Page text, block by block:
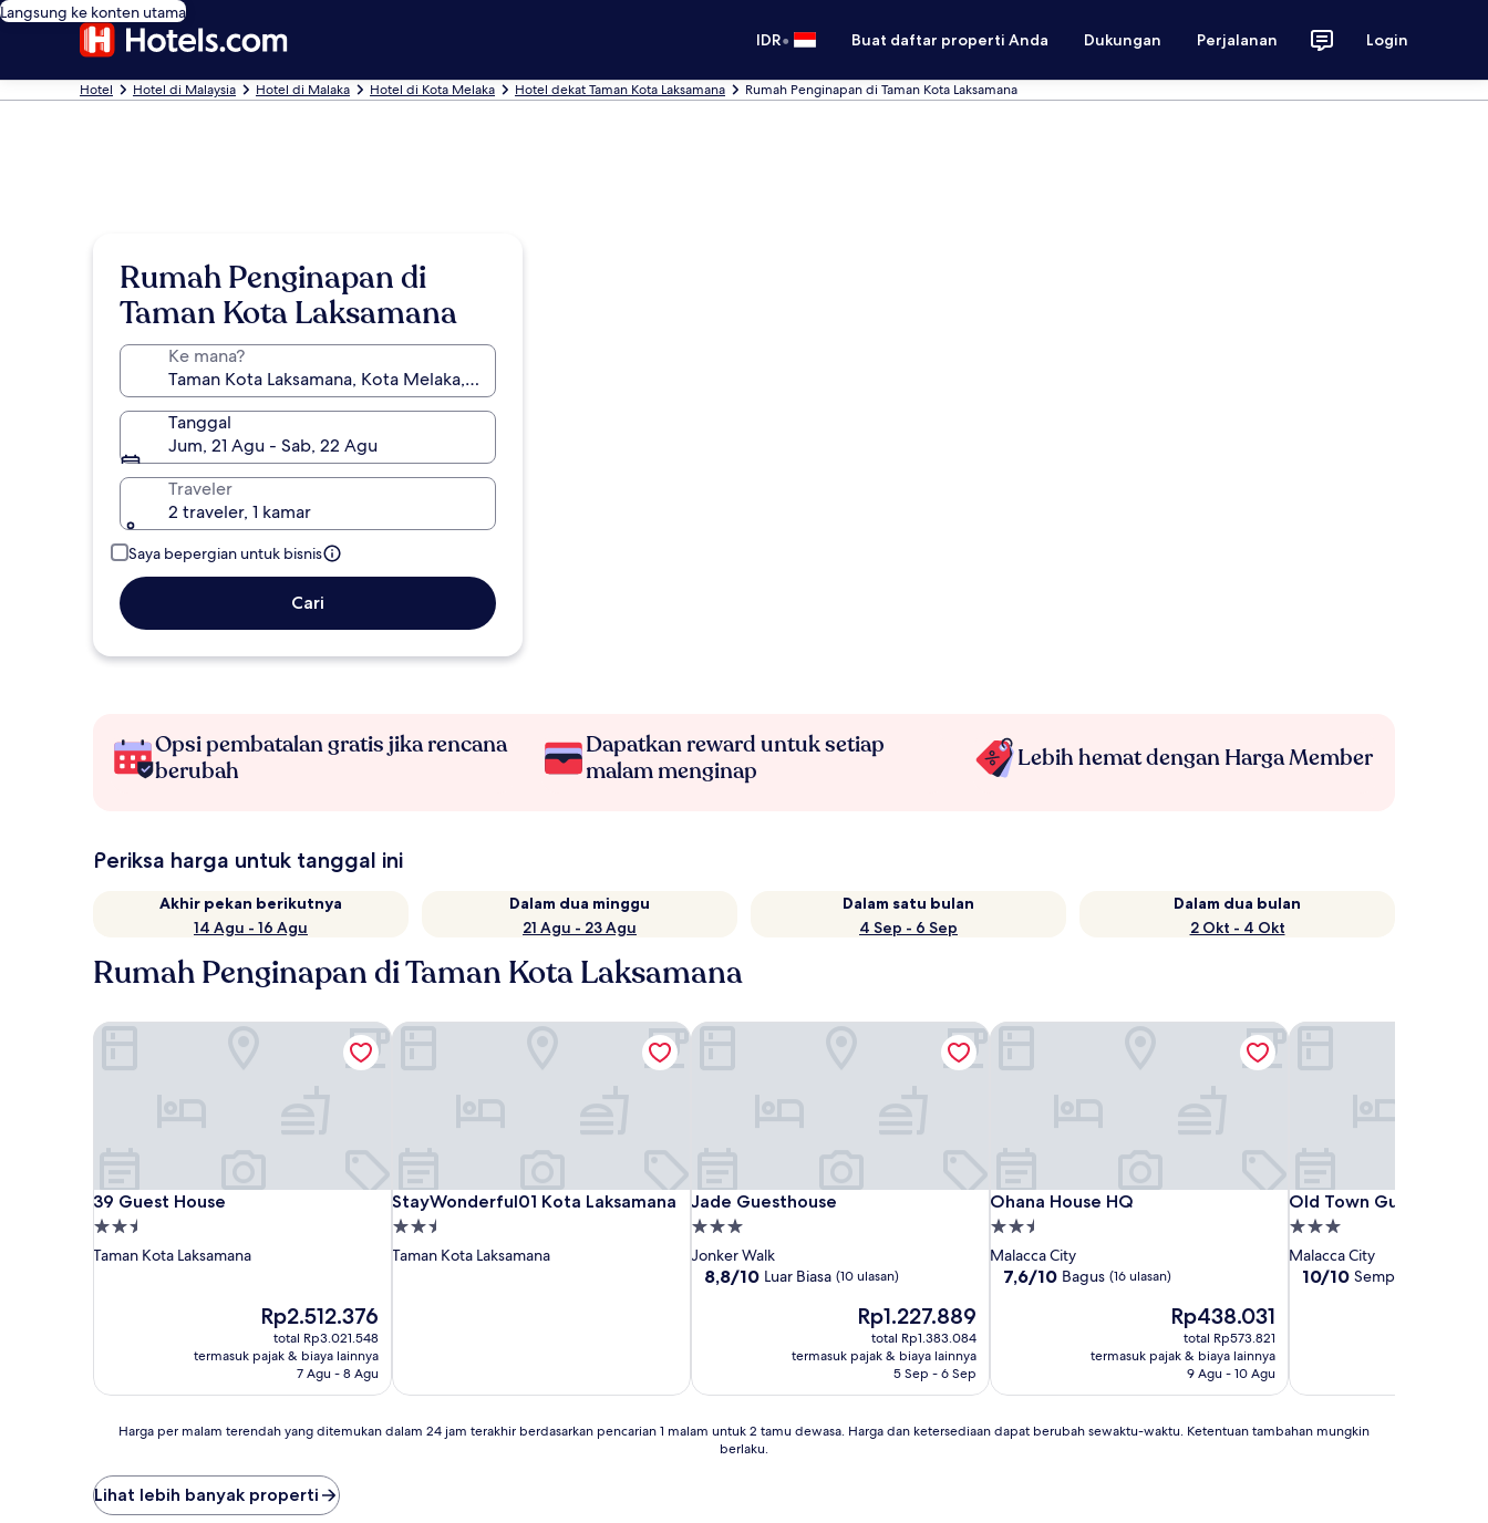
Langsung ke konten utama
IDR• Buat daftar properti Anda Dukungan Perjalanan Login
Hotel Hotel di Malaysia Hotel di Malaka Hotel di Kota Melaka Hotel dekat Taman Kota Laksamana Rumah Penginapan di Taman Kota Laksamana
Rumah Penginapan di
Taman Kota Laksamana
Ke mana?
Tanggal
Jum, 21 Agu - Sab, 22 Agu
Traveler
2 traveler, 1 kamar
Saya bepergian untuk bisnis
Cari
Opsi pembatalan gratis jika rencana
berubah
Dapatkan reward untuk setiap
malam menginap
Lebih hemat dengan Harga Member
Periksa harga untuk tanggal ini
Akhir pekan berikutnya
14 Agu - 16 Agu
Dalam dua minggu
21 Agu - 23 Agu
Dalam satu bulan
4 Sep - 6 Sep
Dalam dua bulan
2 Okt - 4 Okt
Rumah Penginapan di Taman Kota Laksamana
39 Guest House
39 Guest House
Properti
bintang
Taman Kota Laksamana
Harga
sekarang
Rp2.512.376
Rp2.512.376
total Rp3.021.548
termasuk pajak & biaya lainnya
7 Agu - 8 Agu
39 Guest House
StayWonderful01 Kota Laksamana
StayWonderful01 Kota Laksamana
Properti
bintang
Taman Kota Laksamana
StayWonderful01 Kota Laksamana
Jade Guesthouse
Jade Guesthouse
Properti
bintang
3.0
Jonker Walk
8.8
ulasan)
8,8/10 Luar Biasa (10 ulasan)
Harga
sekarang
Rp1.227.889
Rp1.227.889
total Rp1.383.084
termasuk pajak & biaya lainnya
5 Sep - 6 Sep
Jade Guesthouse
Ohana House HQ
Ohana House HQ
Properti
bintang
2.5
Malacca City
7.6
7,6/10 Bagus (16 ulasan)
Harga
sekarang
Rp438.031
Rp438.031
total Rp573.821
termasuk pajak & biaya lainnya
9 Agu - 10 Agu
Ohana House HQ
Old Town Guesthouse
Old Town Guesthouse
Properti
bintang
3.0
Malacca City
10.0
10/10 Sempurna
Old Town Guesthouse
Harga
malam
terendah
yang
Harga per malam terendah yang ditemukan dalam 24 jam terakhir berdasarkan pencarian 1 malam untuk 2 tamu dewasa. Harga dan ketersediaan dapat berubah sewaktu-waktu. Ketentuan tambahan mungkin
berlaku.
Lihat lebih banyak properti